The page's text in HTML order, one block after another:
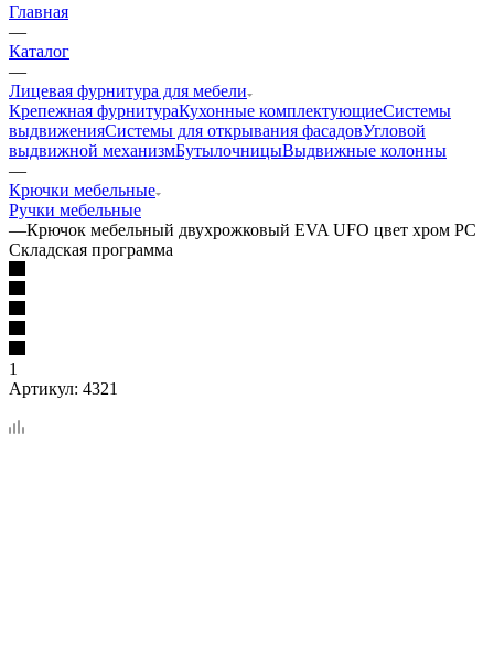
Главная
—
Каталог
—
Лицевая фурнитура для мебели
Крепежная фурнитураКухонные комплектующиеСистемы
выдвиженияСистемы для открывания фасадовУгловой
выдвижной механизмБутылочницыВыдвижные колонны
—
Крючки мебельные
Ручки мебельные
—Крючок мебельный двухрожковый EVA UFO цвет хром PC
Складская программа
1
Артикул: 4321